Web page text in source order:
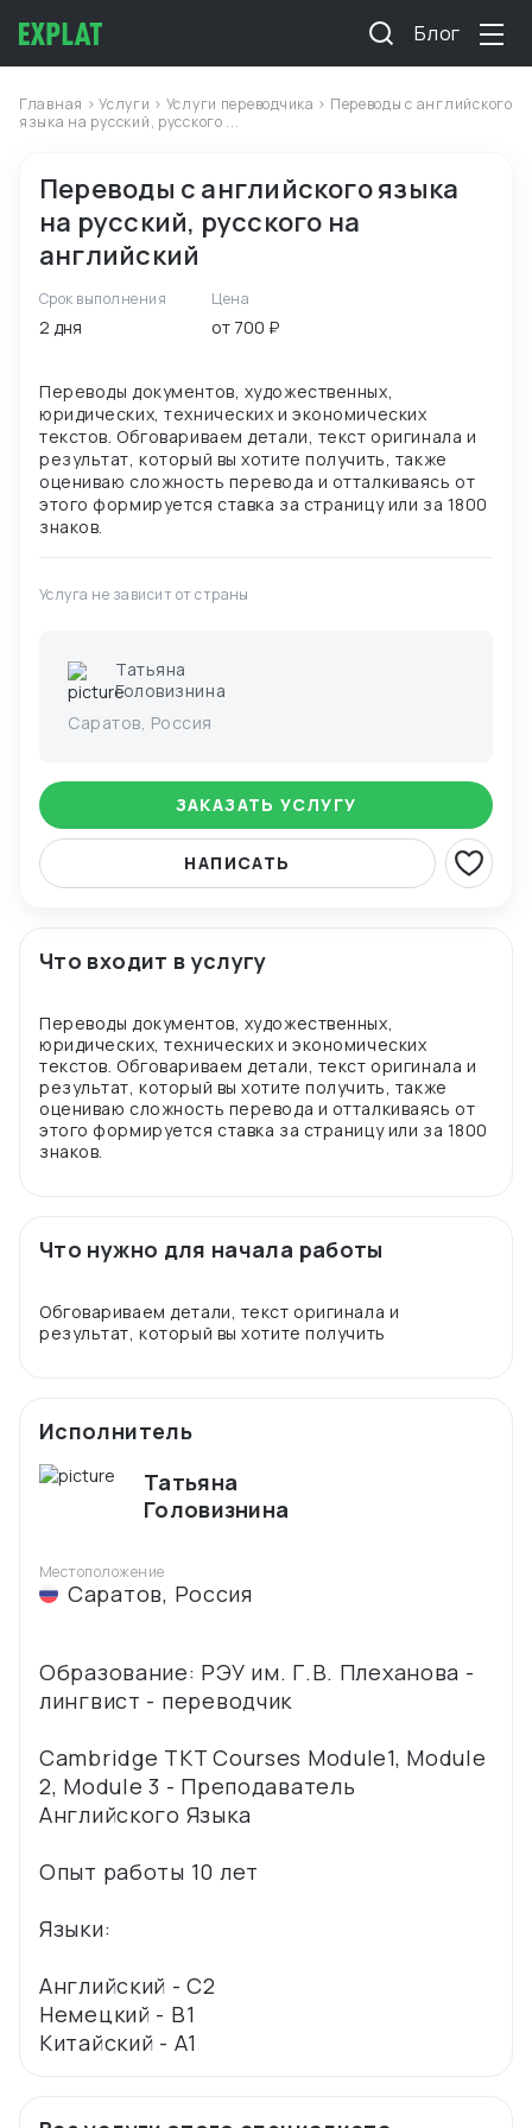
Блог
Главная >Услуги > Услуги переводчика > Переводы с английского
языка на русский, русского ...
Переводы с английского языка
на русский, русского на
английский
Срок выполнения
2 дня
Цена
от 700 ₽
Переводы документов, художественных,
юридических, технических и экономических
текстов. Обговариваем детали, текст оригинала и
результат, который вы хотите получить, также
оцениваю сложность перевода и отталкиваясь от
этого формируется ставка за страницу или за 1800
Услуга не зависит от страны
Татьяна
Головизнина
Саратов, Россия
ЗАКАЗАТЬ УСЛУГУ
НАПИСАТЬ
Что входит в услугу
Переводы документов, художественных,
юридических, технических и экономических
текстов. Обговариваем детали, текст оригинала и
результат, который вы хотите получить, также
оцениваю сложность перевода и отталкиваясь от
этого формируется ставка за страницу или за 1800
Что нужно для начала работы
Обговариваем детали, текст оригинала и
Исполнитель
Татьяна
Головизнина
Местоположение
Саратов, Россия
Образование: РЭУ им. Г.В. Плеханова -
лингвист - переводчик
Cambridge TKT Courses Module1, Module
2, Module 3 - Преподаватель
Английского Языка
Опыт работы 10 лет
Языки:
Английский - C2
Немецкий - B1